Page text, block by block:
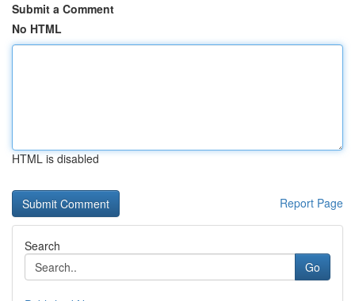
Submit a Comment
No HTML
HTML is disabled
Report Page
Search
Go